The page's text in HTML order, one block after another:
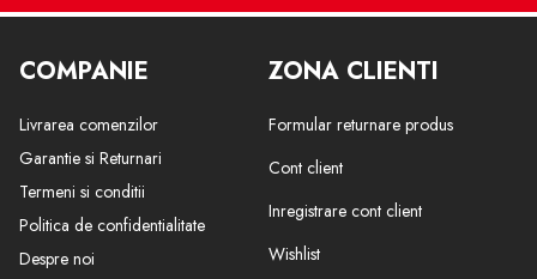
catre un reprezentat de vanzari bestautovest care
disponibilitate si livrare .
COMPANIE
Livrarea comenzilor
Garantie si Returnari
Termeni si conditii
Politica de confidentialitate
Despre noi
ZONA CLIENTI
Formular returnare produs
Cont client
Inregistrare cont client
Wishlist